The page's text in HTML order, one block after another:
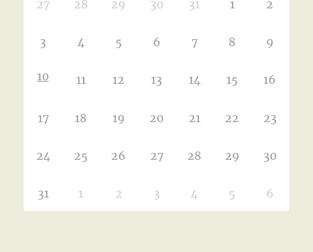
27 28 29 30 31 1 2
3 4 5 6 7 8 9
10 11 12 13 14 15 16
17 18 19 20 21 22 23
24 25 26 27 28 29 30
31 1 2 3 4 5 6